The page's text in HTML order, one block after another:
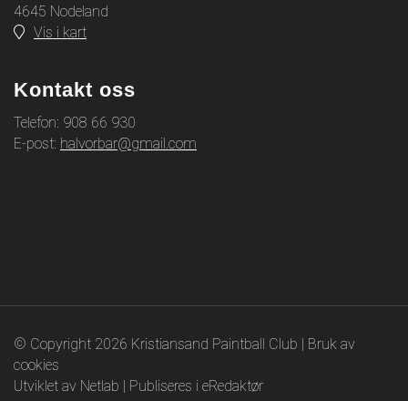
4645 Nodeland
Vis i kart
Kontakt oss
Telefon: 908 66 930
E-post: halvorbar@gmail.com
© Copyright 2026 Kristiansand Paintball Club | Bruk av
cookies
Utviklet av Netlab | Publiseres i eRedaktør